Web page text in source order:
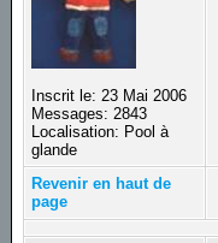
Inscrit le: 23 Mai 2006
Messages: 2843
Localisation: Pool à
glande
Revenir en haut de
page